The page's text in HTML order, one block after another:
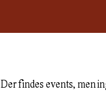
Der findes events, men